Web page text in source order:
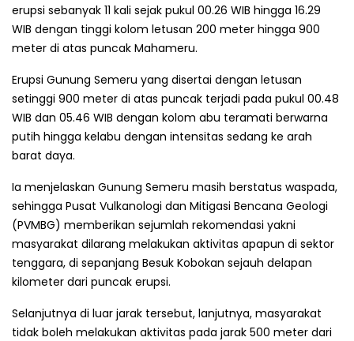
erupsi sebanyak 11 kali sejak pukul 00.26 WIB hingga 16.29
WIB dengan tinggi kolom letusan 200 meter hingga 900
meter di atas puncak Mahameru.
Erupsi Gunung Semeru yang disertai dengan letusan
setinggi 900 meter di atas puncak terjadi pada pukul 00.48
WIB dan 05.46 WIB dengan kolom abu teramati berwarna
putih hingga kelabu dengan intensitas sedang ke arah
barat daya.
Ia menjelaskan Gunung Semeru masih berstatus waspada,
sehingga Pusat Vulkanologi dan Mitigasi Bencana Geologi
(PVMBG) memberikan sejumlah rekomendasi yakni
masyarakat dilarang melakukan aktivitas apapun di sektor
tenggara, di sepanjang Besuk Kobokan sejauh delapan
kilometer dari puncak erupsi.
Selanjutnya di luar jarak tersebut, lanjutnya, masyarakat
tidak boleh melakukan aktivitas pada jarak 500 meter dari